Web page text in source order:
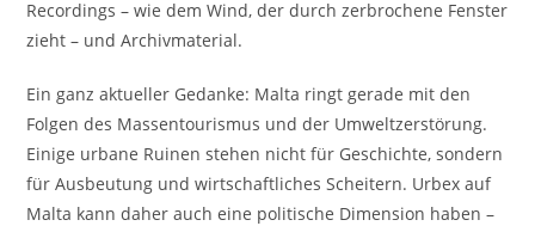
Recordings – wie dem Wind, der durch zerbrochene Fenster
zieht – und Archivmaterial.
Ein ganz aktueller Gedanke: Malta ringt gerade mit den
Folgen des Massentourismus und der Umweltzerstörung.
Einige urbane Ruinen stehen nicht für Geschichte, sondern
für Ausbeutung und wirtschaftliches Scheitern. Urbex auf
Malta kann daher auch eine politische Dimension haben –